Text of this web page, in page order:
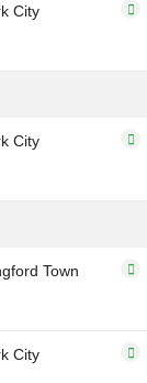
City
City
Town
City